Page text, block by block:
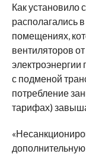
Как установило
располагались
помещениях,
вентиляторов
с подменой
потребление
тарифах)
дополнительную